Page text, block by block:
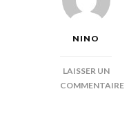
NINO
LAISSER UN
COMMENTAIRE